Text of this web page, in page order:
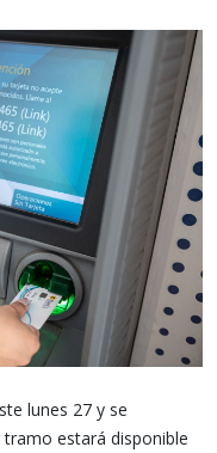
lunes 27 y se
estará disponible